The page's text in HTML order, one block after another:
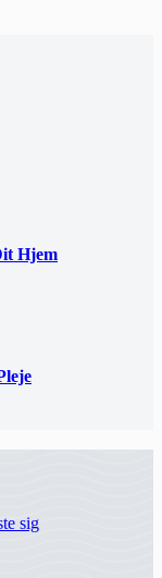
Hjem
sig